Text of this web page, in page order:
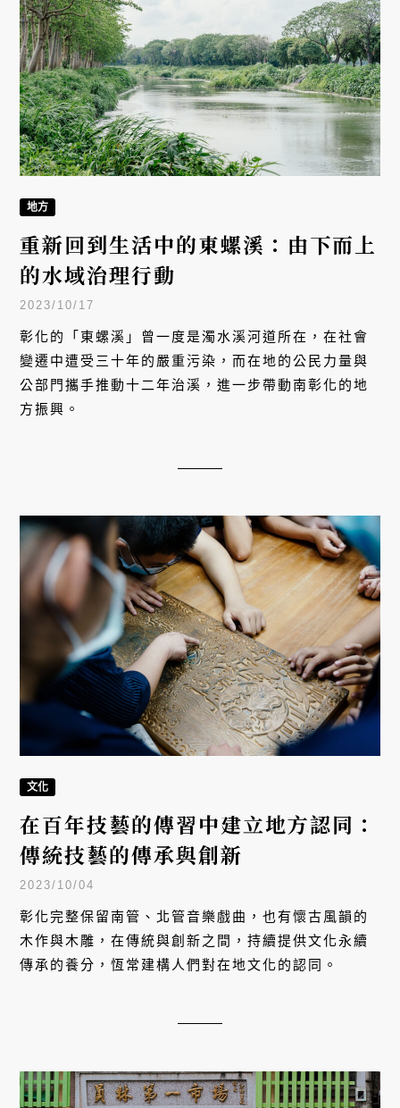
地方
重新回到生活中的東螺溪：由下而上
的水域治理行動
2023/10/17
彰化的「東螺溪」曾一度是濁水溪河道所在，在社會
變遷中遭受三十年的嚴重污染，而在地的公民力量與
公部門攜手推動十二年治溪，進一步帶動南彰化的地
方振興。
文化
在百年技藝的傳習中建立地方認同：
傳統技藝的傳承與創新
2023/10/04
彰化完整保留南管、北管音樂戲曲，也有懷古風韻的
木作與木雕，在傳統與創新之間，持續提供文化永續
傳承的養分，恆常建構人們對在地文化的認同。